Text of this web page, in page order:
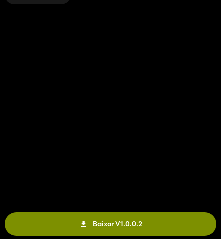
Baixar V1.0.0.2